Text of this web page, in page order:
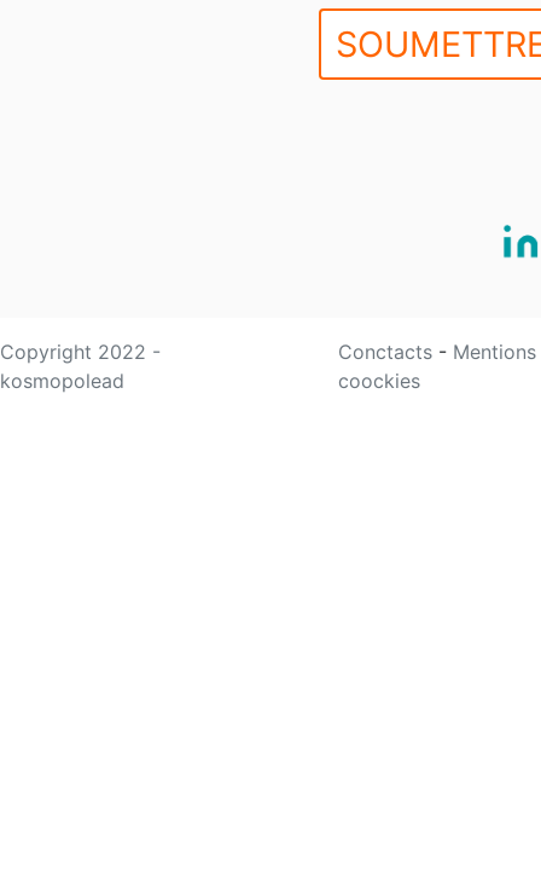
Copyright 2022 -
kosmopolead
Conctacts -
coockies